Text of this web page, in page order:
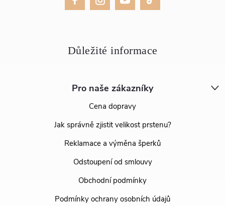
Pro naše zákazníky
Cena dopravy
Jak správně zjistit velikost prstenu?
Reklamace a výměna šperků
Odstoupení od smlouvy
Obchodní podmínky
Podmínky ochrany osobních údajů